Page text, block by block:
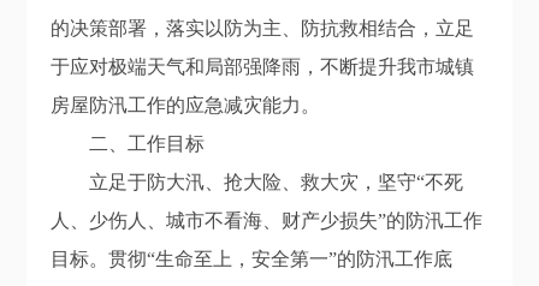
的决策部署，落实以防为主、防抗救相结合，立足
于应对极端天气和局部强降雨，不断提升我市城镇
房屋防汛工作的应急减灾能力。
二、 工作目标
立足于防大汛、抢大险、救大灾，坚守“不死
人、少伤人、城市不看海、财产少损失”的防汛工作
目标。贯彻“生命至上，安全第一”的防汛工作底